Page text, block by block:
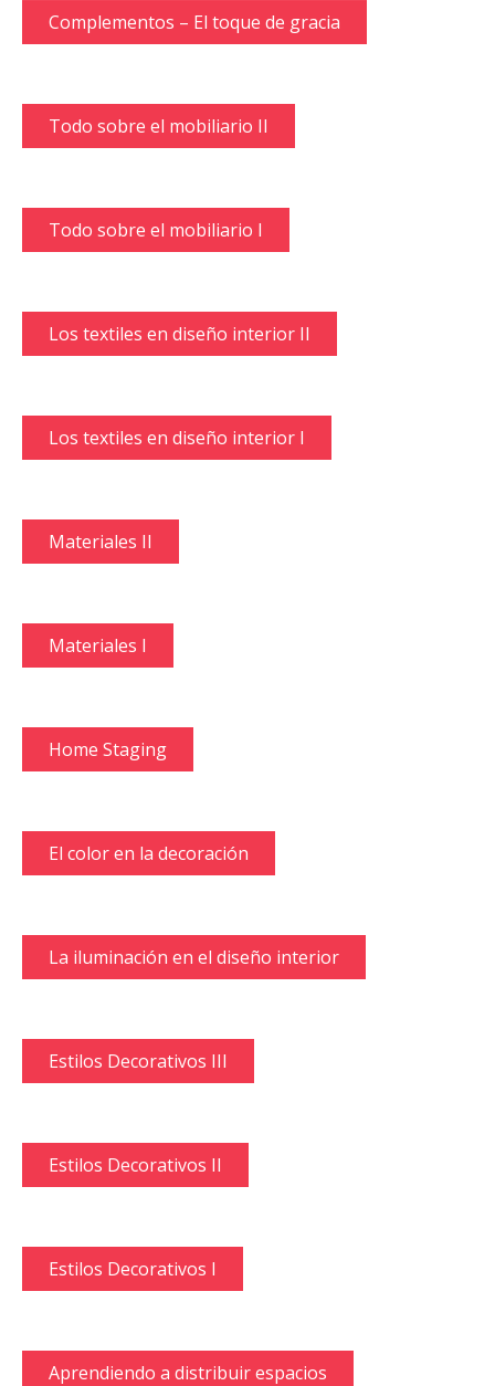
Complementos – El toque de gracia
Todo sobre el mobiliario II
Todo sobre el mobiliario I
Los textiles en diseño interior II
Los textiles en diseño interior I
Materiales II
Materiales I
Home Staging
El color en la decoración
La iluminación en el diseño interior
Estilos Decorativos III
Estilos Decorativos II
Estilos Decorativos I
Aprendiendo a distribuir espacios